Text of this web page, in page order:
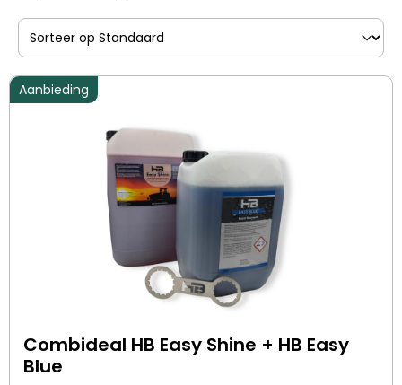
Sorteer op
Sort content
Aanbieding
Combideal HB Easy Shine + HB Easy
Blue